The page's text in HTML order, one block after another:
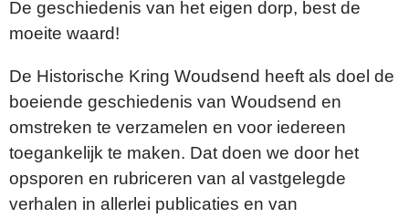
De geschiedenis van het eigen dorp, best de
moeite waard!
De Historische Kring Woudsend heeft als doel de
boeiende geschiedenis van Woudsend en
omstreken te verzamelen en voor iedereen
toegankelijk te maken. Dat doen we door het
opsporen en rubriceren van al vastgelegde
verhalen in allerlei publicaties en van